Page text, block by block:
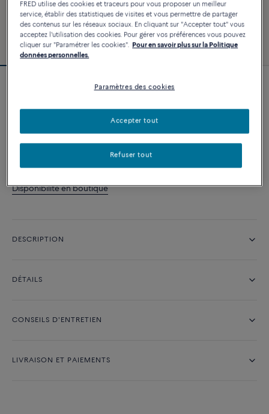
Pendentif Force 10 Winch
Contactez-nous pour toute question sur les tailles
Disponibilité en boutique
DESCRIPTION
DÉTAILS
CONSEILS D'ENTRETIEN
LIVRAISON ET PAIEMENTS
FRED utilise des cookies et traceurs pour vous proposer un meilleur
service, établir des statistiques de visites et vous permettre de partager
des contenus sur les réseaux sociaux. En cliquant sur "Accepter tout" vous
acceptez l'utilisation des cookies. Pour gérer vos préférences vous pouvez
cliquer sur "Paramétrer les cookies". Pour en savoir plus sur la Politique
données personnelles.
Paramètres des cookies
Refuser tout
Accepter tout